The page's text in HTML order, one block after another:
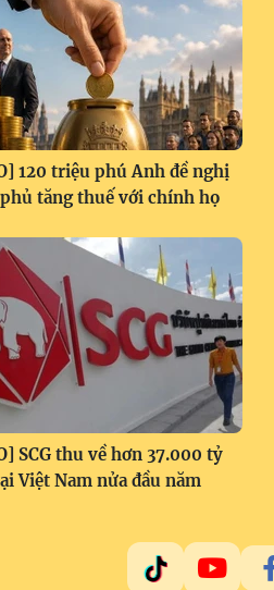
120 triệu phú Anh đề nghị
tăng thuế với chính họ
SCG thu về hơn 37.000 tỷ
Việt Nam nửa đầu năm